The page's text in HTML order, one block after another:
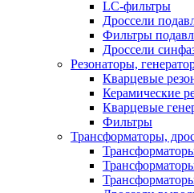
LC-фильтры
Дроссели
Фильтры
Дроссели
Резонаторы,
Кварцевые
Керамические
Кварцевые
Фильтры
Трансформаторы,